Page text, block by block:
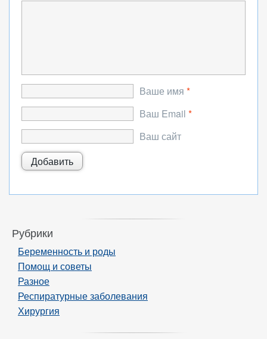
Ваше имя *
Ваш Email *
Ваш сайт
Рубрики
Беременность и роды
Помощ и советы
Разное
Респиратурные заболевания
Хирургия